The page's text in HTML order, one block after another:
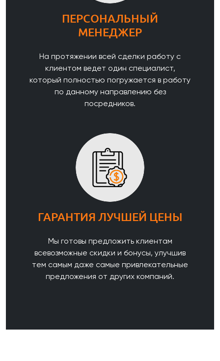
ПЕРСОНАЛЬНЫЙ
МЕНЕДЖЕР
На протяжении всей сделки работу с
клиентом ведет один специалист,
который полностью погружается в работу
по данному направлению без
посредников.
ГАРАНТИЯ ЛУЧШЕЙ ЦЕНЫ
Мы готовы предложить клиентам
всевозможные скидки и бонусы, улучшив
тем самым даже самые привлекательные
предложения от других компаний.